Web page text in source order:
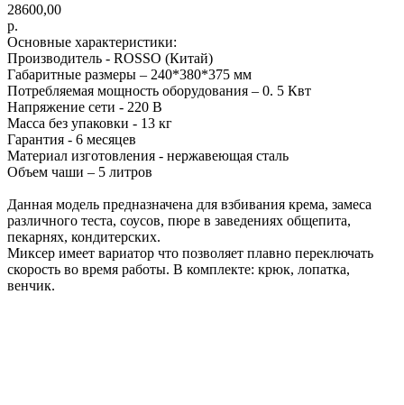
28600,00
р.
Основные характеристики:
Производитель - ROSSO (Китай)
Габаритные размеры – 240*380*375 мм
Потребляемая мощность оборудования – 0. 5 Квт
Напряжение сети - 220 В
Масса без упаковки - 13 кг
Гарантия - 6 месяцев
Материал изготовления - нержавеющая сталь
Объем чаши – 5 литров
Данная модель предназначена для взбивания крема, замеса
различного теста, соусов, пюре в заведениях общепита,
пекарнях, кондитерских.
Миксер имеет вариатор что позволяет плавно переключать
скорость во время работы. В комплекте: крюк, лопатка,
венчик.